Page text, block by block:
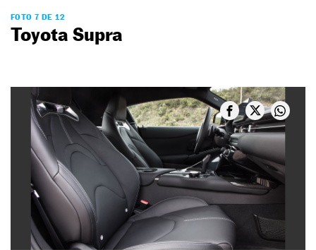
FOTO 7 DE 12
Toyota Supra